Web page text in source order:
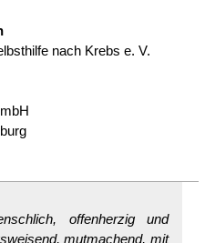
nach Krebs e. V.
offenherzig und
mutmachend, mit